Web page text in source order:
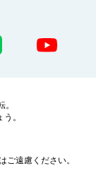
。
ご遠慮ください。